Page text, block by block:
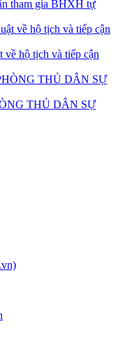
tham gia BHXH tự
về hộ tịch và tiếp cận
THỦ DÂN SỰ